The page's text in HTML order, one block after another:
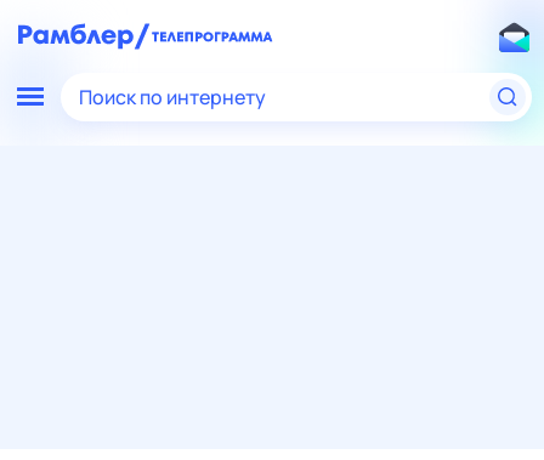
Поиск по интернету